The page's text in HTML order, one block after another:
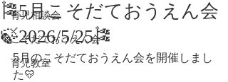
育児相談会
こそだておうえん会
育児教室
🎏5月こそだておうえん会
🍃2026/5/25🎏
5月のこそだておうえん会を開催しまし
た💛